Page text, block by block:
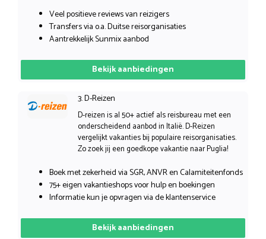
Veel positieve reviews van reizigers
Transfers via o.a. Duitse reisorganisaties
Aantrekkelijk Sunmix aanbod
Bekijk aanbiedingen
3. D-Reizen
D-reizen is al 50+ actief als reisbureau met een
onderscheidend aanbod in Italië. D-Reizen
vergelijkt vakanties bij populaire reisorganisaties.
Zo zoek jij een goedkope vakantie naar Puglia!
Boek met zekerheid via SGR, ANVR en Calamiteitenfonds
75+ eigen vakantieshops voor hulp en boekingen
Informatie kun je opvragen via de klantenservice
Bekijk aanbiedingen